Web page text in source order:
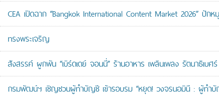
CEA เปิดฉาก “Bangkok International Content Market 2026” ปั
ทรงพระเจริญ
สังสรรค์ ผูกพัน “เบิร์ดเดย์ จอนนี่” ร้านอาหาร เพลินเพลง รัตนาธิเบศ
กรมพัฒน์ฯ เชิญชวนผู้ทำบัญชี เข้ารอบรม “หยุด! วงจรนอมินี : ผู้ทำ